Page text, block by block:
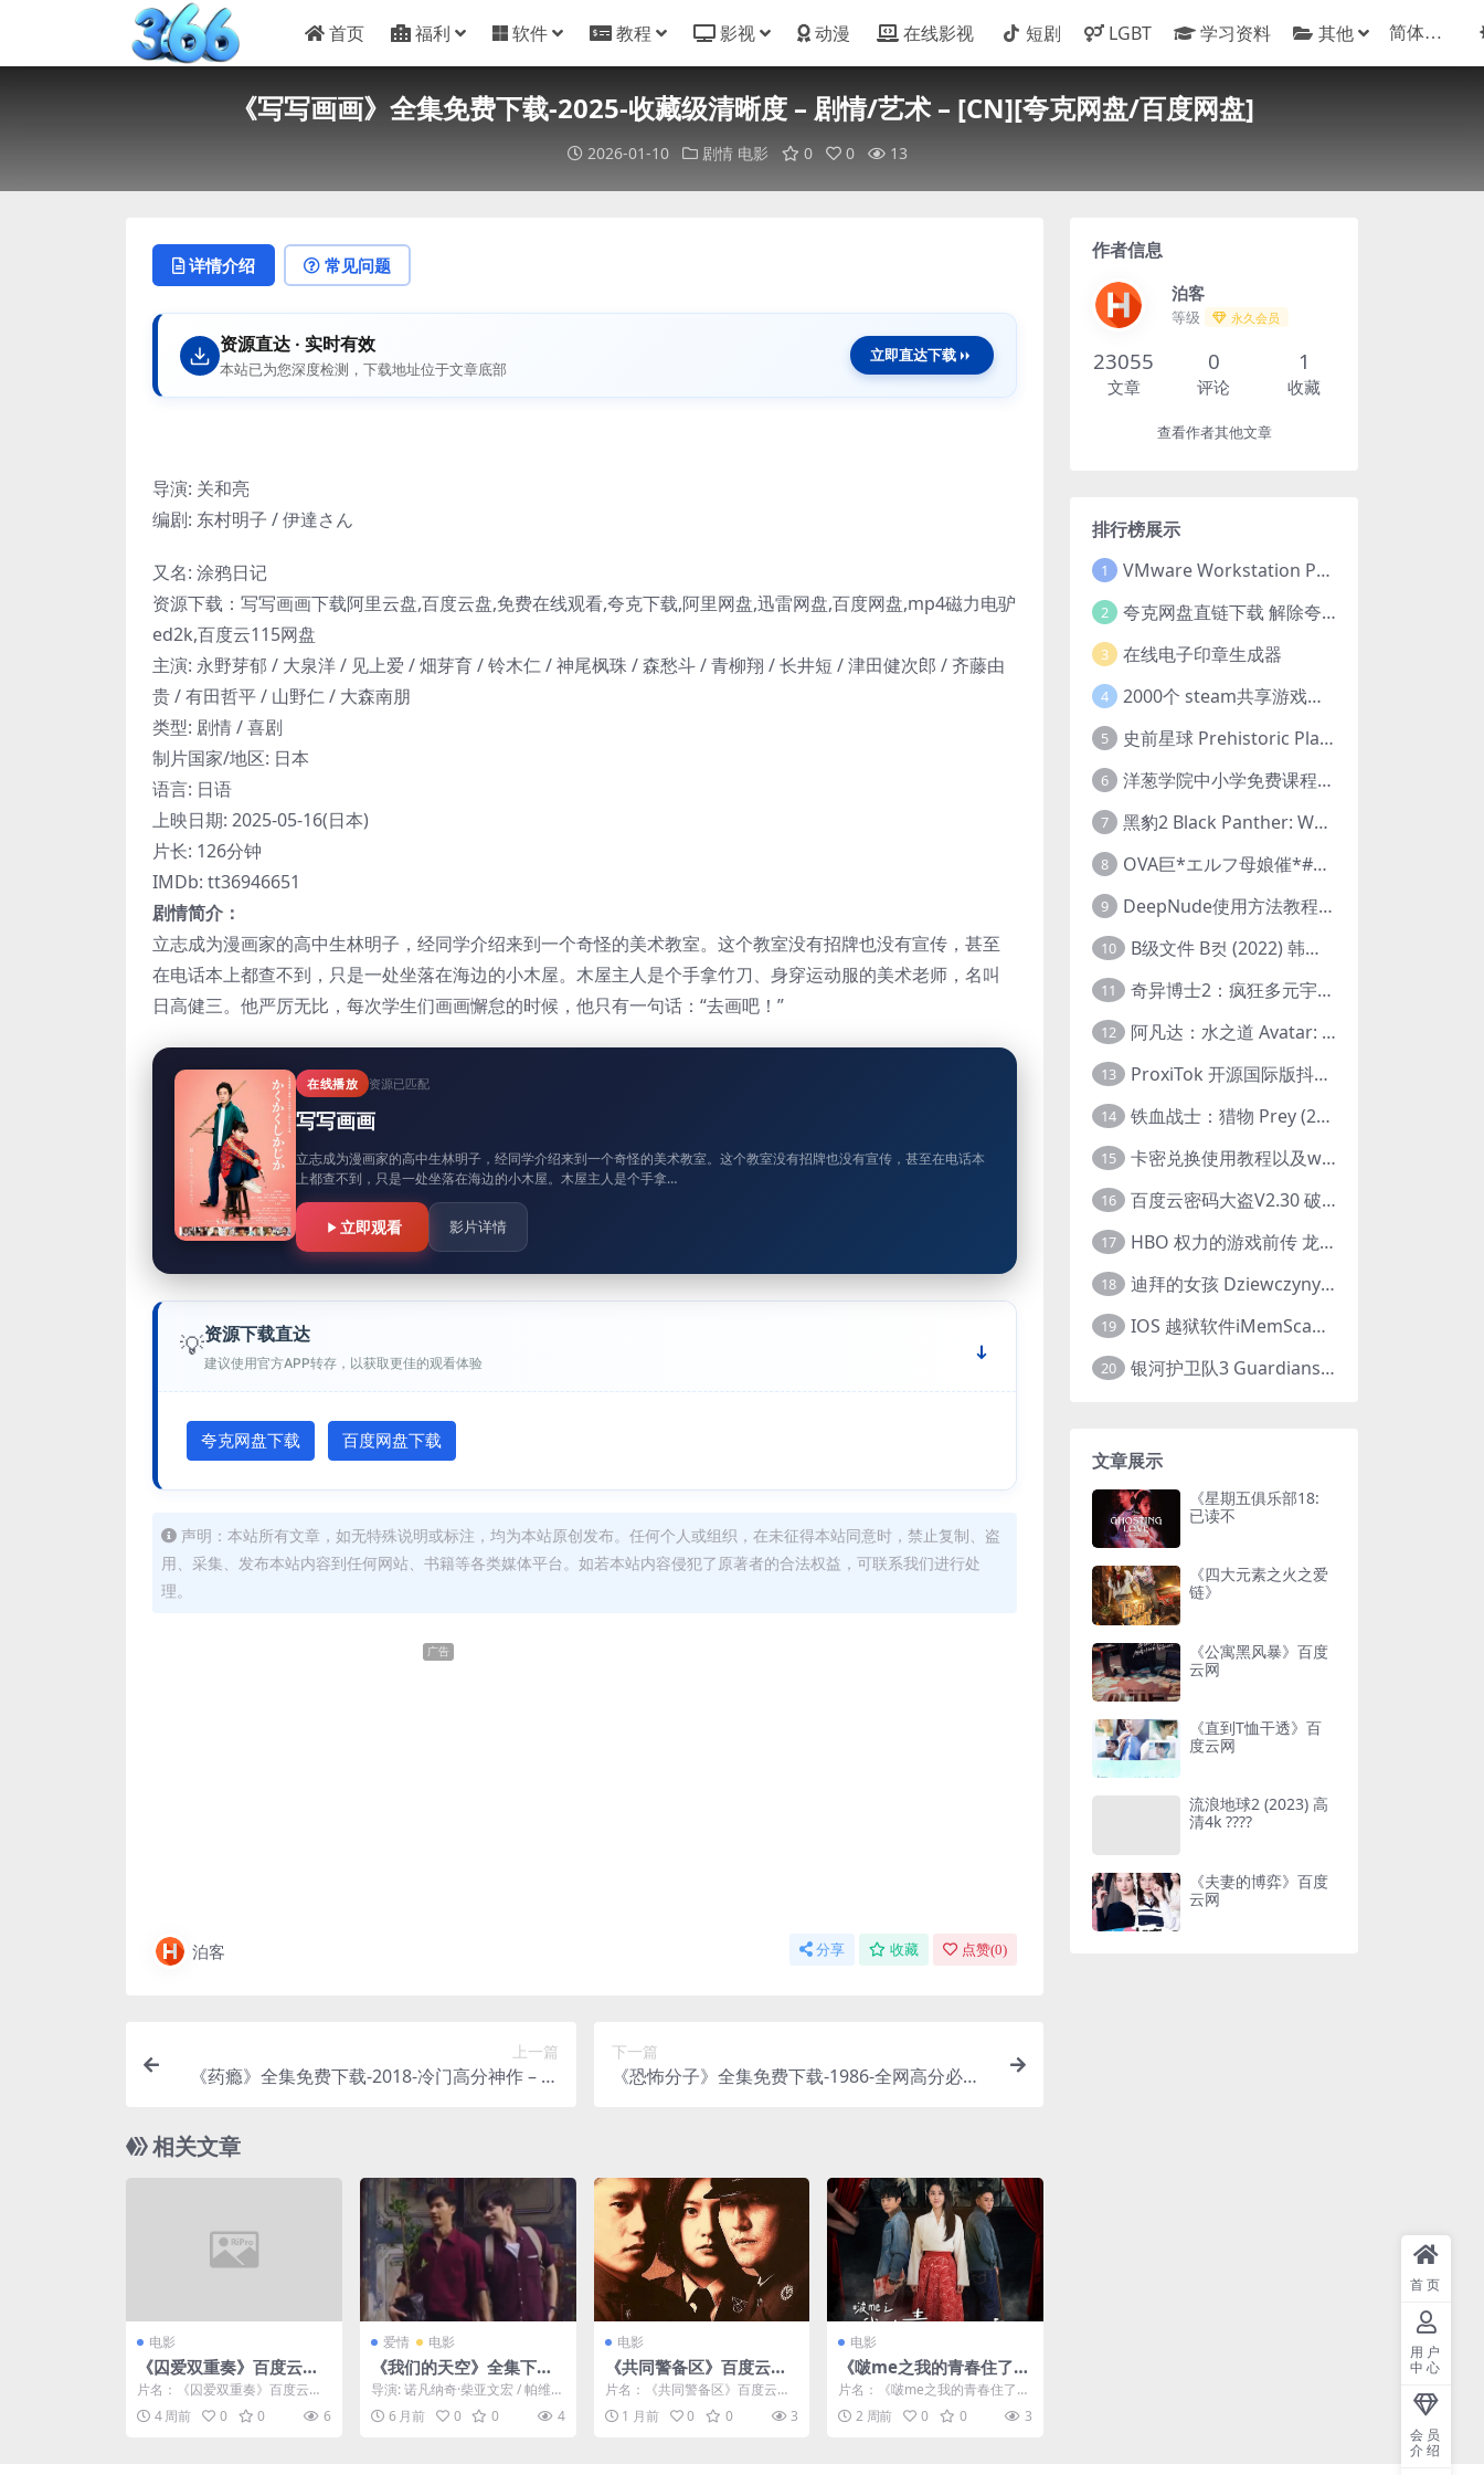
首页 福利 软件 教程 影视 动漫 在线影视 短剧 LGBT 学习资料 其他
《写写画画》全集免费下载-2025-收藏级清晰度 – 剧情/艺术 – [CN][夸克网盘/百度网盘]
2026-01-10 剧情 电影 0 0 13
详情介绍 常见问题
资源直达 · 实时有效
本站已为您深度检测，下载地址位于文章底部
立即直达下载
导演: 关和亮
编剧: 东村明子 / 伊達さん
又名: 涂鸦日记
资源下载：写写画画下载阿里云盘,百度云盘,免费在线观看,夸克下载,阿里网盘,迅雷网盘,百度网盘,mp4磁力电驴
ed2k,百度云115网盘
主演: 永野芽郁 / 大泉洋 / 见上爱 / 畑芽育 / 铃木仁 / 神尾枫珠 / 森愁斗 / 青柳翔 / 长井短 / 津田健次郎 / 齐藤由
贵 / 有田哲平 / 山野仁 / 大森南朋
类型: 剧情 / 喜剧
制片国家/地区: 日本
语言: 日语
上映日期: 2025-05-16(日本)
片长: 126分钟
IMDb: tt36946651
剧情简介：
立志成为漫画家的高中生林明子，经同学介绍来到一个奇怪的美术教室。这个教室没有招牌也没有宣传，甚至
在电话本上都查不到，只是一处坐落在海边的小木屋。木屋主人是个手拿竹刀、身穿运动服的美术老师，名叫
日高健三。他严厉无比，每次学生们画画懈怠的时候，他只有一句话：“去画吧！”
在线播放 资源已匹配
写写画画
立志成为漫画家的高中生林明子，经同学介绍来到一个奇怪的美术教室。这个教室没有招牌也没有宣传，甚至在电话本
上都查不到，只是一处坐落在海边的小木屋。木屋主人是个手拿…
立即观看 影片详情
💡资源下载直达
建议使用官方APP转存，以获取更佳的观看体验
夸克网盘下载 百度网盘下载
声明：本站所有文章，如无特殊说明或标注，均为本站原创发布。任何个人或组织，在未征得本站同意时，禁止复制、盗
用、采集、发布本站内容到任何网站、书籍等各类媒体平台。如若本站内容侵犯了原著者的合法权益，可联系我们进行处
理。
广告
泊客 分享 收藏 点赞(0)
上一篇
《药瘾》全集免费下载-2018-冷门高分神作 – 纪
下一篇
《恐怖分子》全集免费下载-1986-全网高分必看
相关文章
电影
《囚爱双重奏》百度云网
盘夸克下载.阿里云盘.中
字.(2026)
片名：《囚爱双重奏》百度云网
盘夸克下载.阿里云盘.中字.(202
6) 分类：电影...
4 周前 0 0 6
爱情 电影
《我们的天空》全集下载-
2023-1080P一次看全-爱
情-泰腐[夸克网盘]
导演: 诺凡纳奇·柴亚文宏 / 帕维斯
·索斯里昂 / 里特·萨玛佳恩 / 简·
博...6 月前 0 0 4
电影
《共同警备区》百度云网
盘夸克下载.阿里云盘.中
字.(2000)
片名：《共同警备区》百度云网
盘夸克下载.阿里云盘.中字.(200
0) 分类：电影...
1 月前 0 0 3
电影
《啵me之我的青春住了
鬼》百度云网盘夸克下载.
阿里云盘.中字.(2026)
片名：《啵me之我的青春住了
鬼》百度云网盘夸克下载.阿里云
盘.中字.(2026)...
2 周前 0 0 3
作者信息
泊客
等级 永久会员
23055
文章
0
评论
1
收藏
查看作者其他文章
排行榜展示
1 VMware Workstation Pro 16 永久激活密钥(序列号)
2 夸克网盘直链下载 解除夸克网盘下载限制 油猴脚本
3 在线电子印章生成器
4 2000个 steam共享游戏账号 离线steam账号分享
5 史前星球 Prehistoric Planet (2022) 中字 1080p 高清 阿里云盘 2022.5.27已更新全集
6 洋葱学院中小学免费课程集合 云盘下载
7 黑豹2 Black Panther: Wakanda Forever (2022) 高清版
8 OVA巨*エルフ母娘催*#1エルフの国を蹂*する男。汚された女王と姫
9 DeepNude使用方法教程FAQ
10 B级文件 B컷 (2022) 韩国大尺度剧情电影 1080P 中字
11 奇异博士2：疯狂多元宇宙 Doctor Strange in the Multiverse of Madness (2022) 高清版1080p
12 阿凡达：水之道 Avatar: The Way of Water (2022) 1080p 2k 4k 中文字幕
13 ProxiTok 开源国际版抖音TikTok网页版 国内网络直连
14 铁血战士：猎物 Prey (2022) 中英字幕 1080P
15 卡密兑换使用教程以及windows使用教程
16 百度云密码大盗V2.30 破解分享链接提取码
17 HBO 权力的游戏前传 龙之家族 House of the Dragon (2022) 中字 1080P 更新4集
18 迪拜的女孩 Dziewczyny z Dubaju (2021) 1080P 中字
19 IOS 越狱软件iMemScan version1.2.6 游戏内存修改器
20 银河护卫队3 Guardians of the Galaxy Vol. 3 (2023)4K高清资源1080p只分享精品
文章展示
《星期五俱乐部18:
已读不
《四大元素之火之爱
链》
《公寓黑风暴》百度
云网
《直到T恤干透》百
度云网
流浪地球2 (2023) 高
清4k ????
《夫妻的博弈》百度
云网
首页
用户
中心
会员
介绍